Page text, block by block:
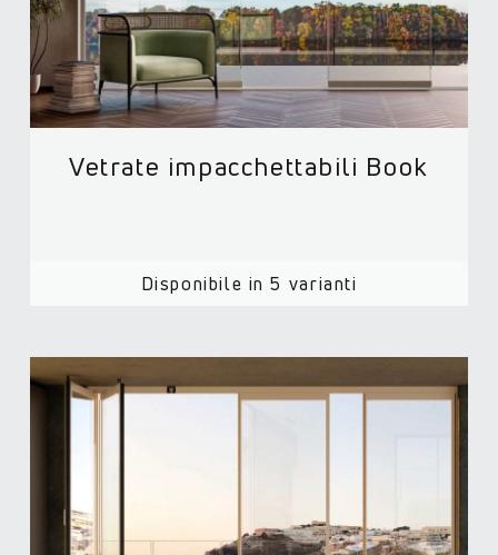
Vetrate impacchettabili Book
Disponibile in 5 varianti